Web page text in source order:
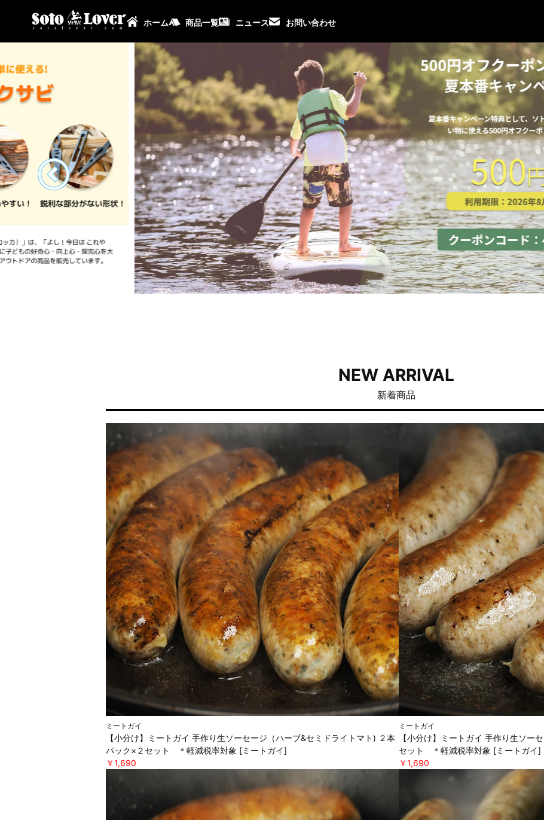
ホーム 商品一覧 ニュース お問い合わせ
NEW ARRIVAL
新着商品
ミートガイ
【小分け】ミートガイ 手作り生ソーセージ（ハーブ&セミドライトマト) ２本
パック×２セット ＊軽減税率対象 [ミートガイ]
￥1,690
ミートガイ
【小分け】ミートガイ 手作り生ソー
セット ＊軽減税率対象 [ミートガイ]
￥1,690